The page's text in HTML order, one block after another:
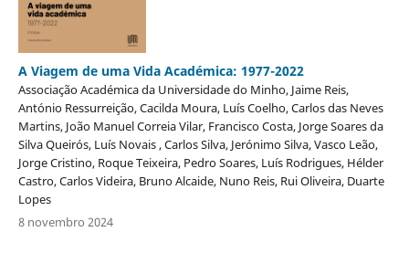
A Viagem de uma Vida Académica: 1977-2022
Associação Académica da Universidade do Minho, Jaime Reis,
António Ressurreição, Cacilda Moura, Luís Coelho, Carlos das Neves
Martins, João Manuel Correia Vilar, Francisco Costa, Jorge Soares da
Silva Queirós, Luís Novais , Carlos Silva, Jerónimo Silva, Vasco Leão,
Jorge Cristino, Roque Teixeira, Pedro Soares, Luís Rodrigues, Hélder
Castro, Carlos Videira, Bruno Alcaide, Nuno Reis, Rui Oliveira, Duarte
Lopes
8 novembro 2024